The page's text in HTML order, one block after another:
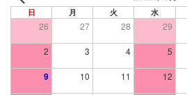
日 月 火 水
26 27 28 29
2 3 4 5
9 10 11 12